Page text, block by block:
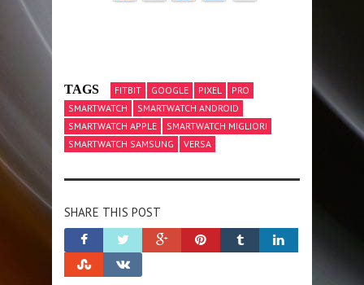
TAGS FITBIT GOOGLE PIXEL
PRO
SMARTWATCH
SMARTWATCH ANDROID
SMARTWATCH APPLE
SMARTWATCH MIGLIORI
SMARTWATCH SAMSUNG
VERSA
SHARE THIS POST